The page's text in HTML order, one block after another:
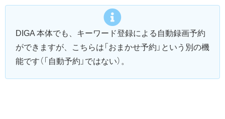
DIGA 本体でも、キーワード登録による自動録画予約
ができますが、こちらは「おまかせ予約」という別の機
能です（「自動予約」ではない）。